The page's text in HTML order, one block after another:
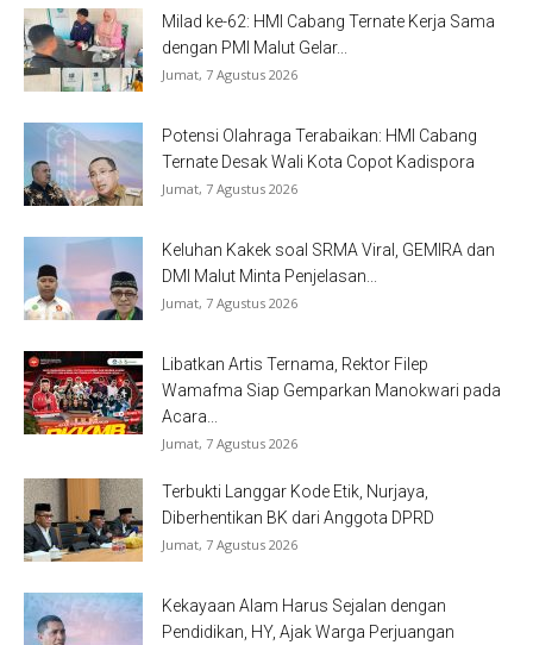
Milad ke-62: HMI Cabang Ternate Kerja Sama
dengan PMI Malut Gelar...
Jumat, 7 Agustus 2026
Potensi Olahraga Terabaikan: HMI Cabang
Ternate Desak Wali Kota Copot Kadispora
Jumat, 7 Agustus 2026
Keluhan Kakek soal SRMA Viral, GEMIRA dan
DMI Malut Minta Penjelasan...
Jumat, 7 Agustus 2026
Libatkan Artis Ternama, Rektor Filep
Wamafma Siap Gemparkan Manokwari pada
Acara...
Jumat, 7 Agustus 2026
Terbukti Langgar Kode Etik, Nurjaya,
Diberhentikan BK dari Anggota DPRD
Jumat, 7 Agustus 2026
Kekayaan Alam Harus Sejalan dengan
Pendidikan, HY, Ajak Warga Perjuangan